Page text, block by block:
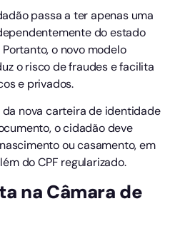
passa a ter apenas uma
do estado
o novo modelo
o risco de fraudes e facilita
e privados.
nova carteira de identidade
o cidadão deve
ou casamento, em
do CPF regularizado.
na Câmara de